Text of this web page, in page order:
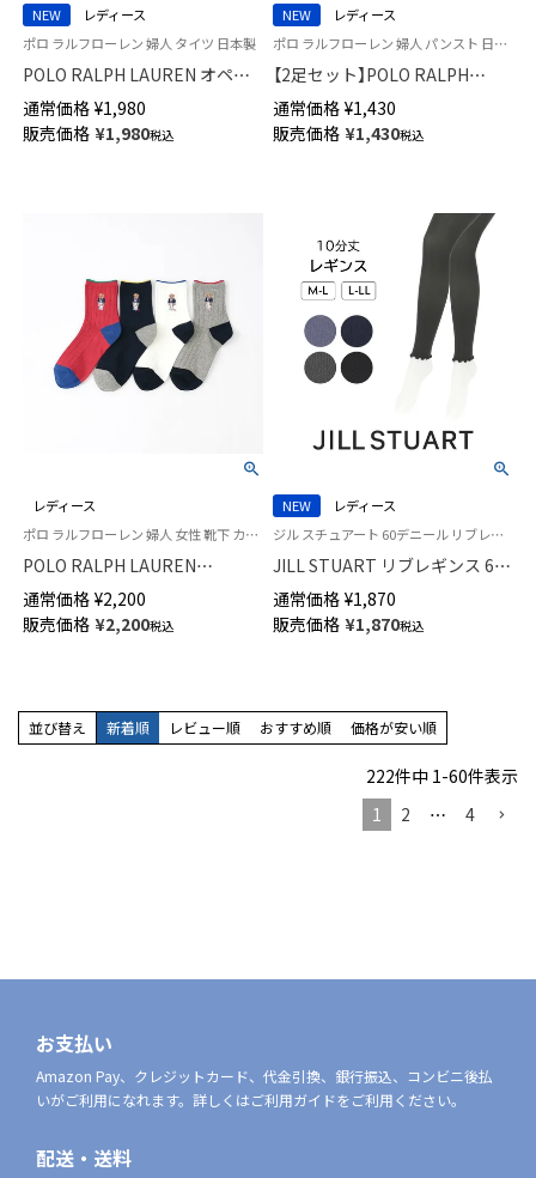
NEW
レディース
ポロ ラルフローレン 婦人 タイツ 日本製
POLO RALPH LAUREN オペイ
クタイツ 50デニール JJMサイズ
大きいサイズ パンティ部前後
切替マチ付き シルクプロテイン
通常価格 ¥1,980
販売価格 ¥1,980税込
NEW
レディース
ポロ ラルフローレン 婦人 パンスト 日本製
【2足セット】POLO RALPH
LAUREN ストッキング 交編シ
ルク JJMサイズ 大きいサイズプ
ロテイン加工 つま先補強 パン
通常価格 ¥1,430
販売価格 ¥1,430税込
レディース
ポロ ラルフローレン 婦人 女性 靴下 カジュアル 2025FW
POLO RALPH LAUREN
NAUTICAL BEAR ポロベア刺し
ゅう オーガニックコットン混
日本製 クルー丈 カジュアル ソ
通常価格 ¥2,200
販売価格 ¥2,200税込
NEW
レディース
ジル スチュアート 60デニール リブレギンス 10分丈 JILL STUART 日本製
JILL STUART リブレギンス 60
デニール 10分丈 裾メロウ 日本
製 レディース 01056321
通常価格 ¥1,870
販売価格 ¥1,870税込
並び替え 新着順 レビュー順 おすすめ順 価格が安い順
222件中 1-60件表示
1
2 … 4
お支払い
Amazon Pay、クレジットカード、代金引換、銀行振込、コンビニ後払
いがご利用になれます。詳しくはご利用ガイドをご利用ください。
配送・送料